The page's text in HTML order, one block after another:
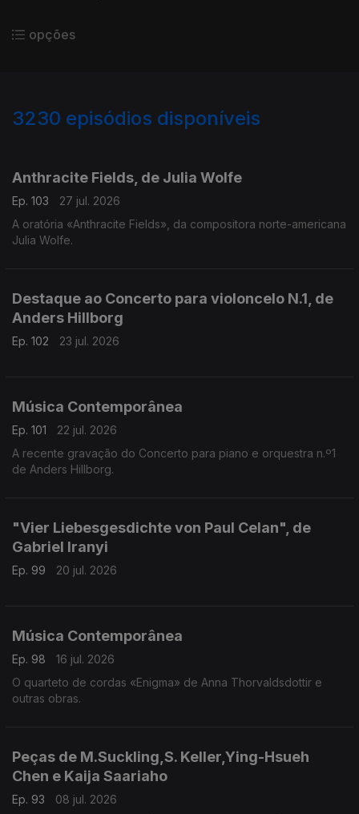
opções
3230 episódios disponíveis
Anthracite Fields, de Julia Wolfe
Ep. 103
27 jul. 2026
A oratória «Anthracite Fields», da compositora norte-americana
Julia Wolfe.
Destaque ao Concerto para violoncelo N.1, de
Anders Hillborg
Ep. 102 23 jul. 2026
Música Contemporânea
Ep. 101
22 jul. 2026
A recente gravação do Concerto para piano e orquestra n.º1
de Anders Hillborg.
"Vier Liebesgesdichte von Paul Celan", de
Gabriel Iranyi
Ep. 99 20 jul. 2026
Música Contemporânea
Ep. 98
16 jul. 2026
O quarteto de cordas «Enigma» de Anna Thorvaldsdottir e
outras obras.
Peças de M.Suckling,S. Keller,Ying-Hsueh
Chen e Kaija Saariaho
Ep. 93
08 jul. 2026